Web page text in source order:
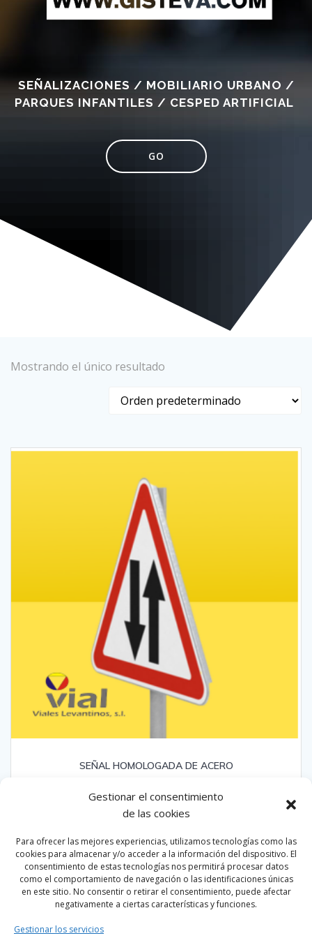
Gestionar el consentimiento
de las cookies
Para ofrecer las mejores experiencias, utilizamos tecnologías como las
cookies para almacenar y/o acceder a la información del dispositivo. El
consentimiento de estas tecnologías nos permitirá procesar datos
como el comportamiento de navegación o las identificaciones únicas
en este sitio. No consentir o retirar el consentimiento, puede afectar
negativamente a ciertas características y funciones.
Gestionar los servicios
SEÑALIZACIONES / MOBILIARIO URBANO /
PARQUES INFANTILES / CESPED ARTIFICIAL
GO
Mostrando el único resultado
SEÑAL HOMOLOGADA DE ACERO
Leer más
Habla con nuestros agentes!!!